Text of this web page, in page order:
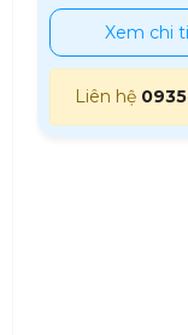
Xem chi
Liên hệ